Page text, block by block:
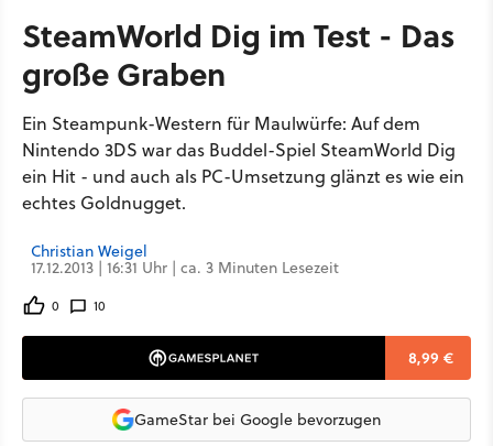
SteamWorld Dig im Test - Das
große Graben
Ein Steampunk-Western für Maulwürfe: Auf dem
Nintendo 3DS war das Buddel-Spiel SteamWorld Dig
ein Hit - und auch als PC-Umsetzung glänzt es wie ein
echtes Goldnugget.
Christian Weigel
17.12.2013 | 16:31 Uhr | ca. 3 Minuten Lesezeit
0 10
8,99 €
GameStar bei Google bevorzugen